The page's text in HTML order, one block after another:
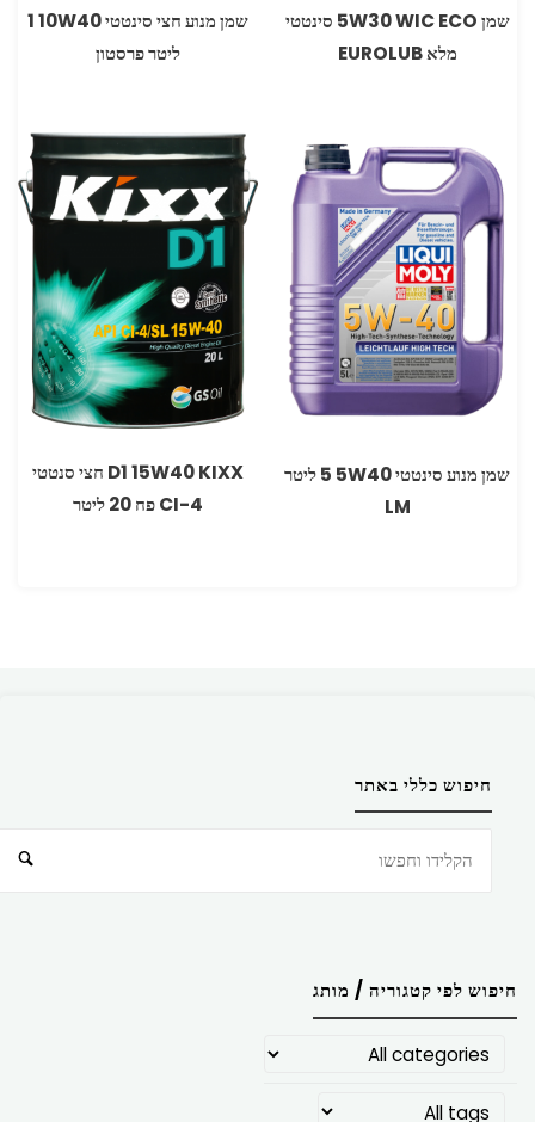
שמן 5W30 WIC ECO סינטטי
מלא EUROLUB
שמן מנוע חצי סינטטי 10W40 ‏1
ליטר פרסטון
שמן מנוע סינטטי 5W40 ‏5 ליטר
LM
D1 15W40 KIXX‏ חצי סנטטי
CI-4 פח 20 ליטר
חיפוש כללי באתר
חיפוש לפי קטגוריה / מותג